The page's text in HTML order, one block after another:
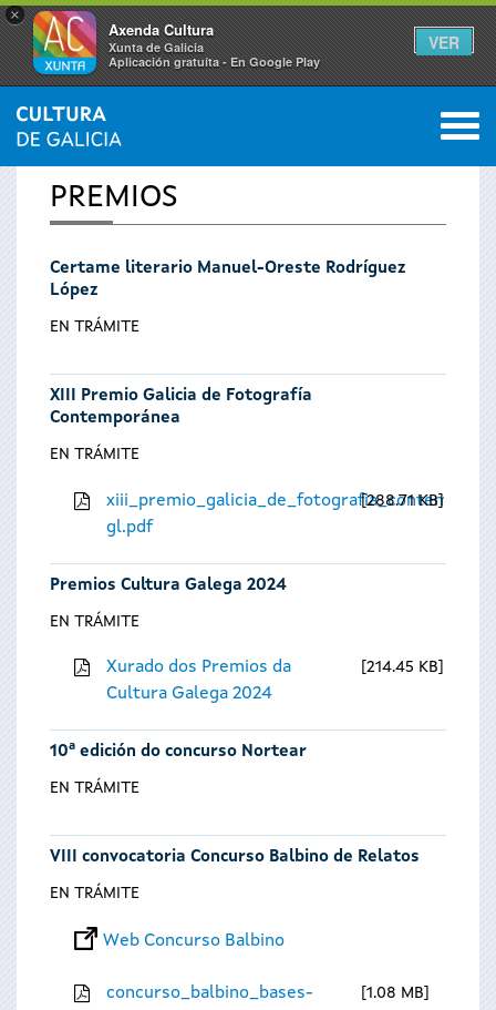
×
Axenda Cultura
Xunta de Galicia
Aplicación gratuíta - En Google Play
VER
Vostede
está
aquí
INICIO 0
PREMIOS
Certame literario Manuel-Oreste Rodríguez
López
EN TRÁMITE
XIII Premio Galicia de Fotografía
Contemporánea
EN TRÁMITE
gl.pdf
288.71 KB
Premios Cultura Galega 2024
EN TRÁMITE
Xurado dos Premios da
Cultura Galega 2024
214.45 KB
10ª edición do concurso Nortear
EN TRÁMITE
VIII convocatoria Concurso Balbino de Relatos
EN TRÁMITE
Web Concurso Balbino
concurso_balbino_bases-
1.08 MB